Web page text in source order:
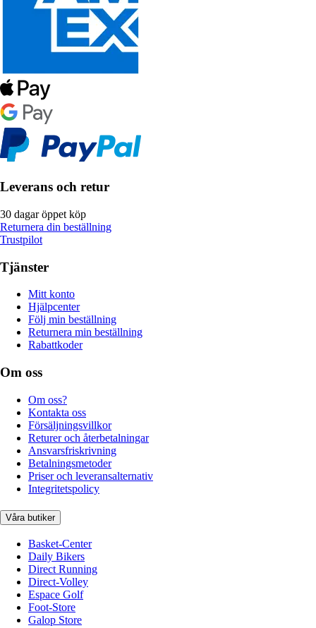
Leverans och retur
30 dagar öppet köp
Returnera din beställning
Trustpilot
Tjänster
Mitt konto
Hjälpcenter
Följ min beställning
Returnera min beställning
Rabattkoder
Om oss
Om oss?
Kontakta oss
Försäljningsvillkor
Returer och återbetalningar
Ansvarsfriskrivning
Betalningsmetoder
Priser och leveransalternativ
Integritetspolicy
Våra butiker
Basket-Center
Daily Bikers
Direct Running
Direct-Volley
Espace Golf
Foot-Store
Galop Store